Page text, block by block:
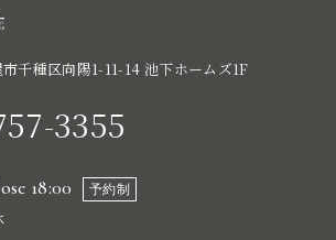
千種区向陽1-11-14 池下ホームズ1F
3355
18:00 予約制